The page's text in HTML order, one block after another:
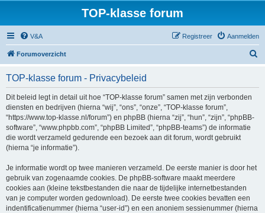
TOP-klasse forum
V&A Aanmelden
Registreer
Forumoverzicht
TOP-klasse forum - Privacybeleid
Dit beleid legt in detail uit hoe “TOP-klasse forum” samen met zijn verbonden
diensten en bedrijven (hierna “wij”, “ons”, “onze”, “TOP-klasse forum”,
“https://www.top-klasse.nl/forum”) en phpBB (hierna “zij”, “hun”, “zijn”, “phpBB-
software”, “www.phpbb.com”, “phpBB Limited”, “phpBB-teams”) de informatie
die wordt verzameld gedurende een bezoek aan dit forum, wordt gebruikt
(hierna “je informatie”).
Je informatie wordt op twee manieren verzameld. De eerste manier is door het
gebruik van zogenaamde cookies. De phpBB-software maakt meerdere
cookies aan (kleine tekstbestanden die naar de tijdelijke internetbestanden
van je computer worden gedownload). De eerste twee cookies bevatten een
indentificatienummer (hierna “user-id”) en een anoniem sessienummer (hierna